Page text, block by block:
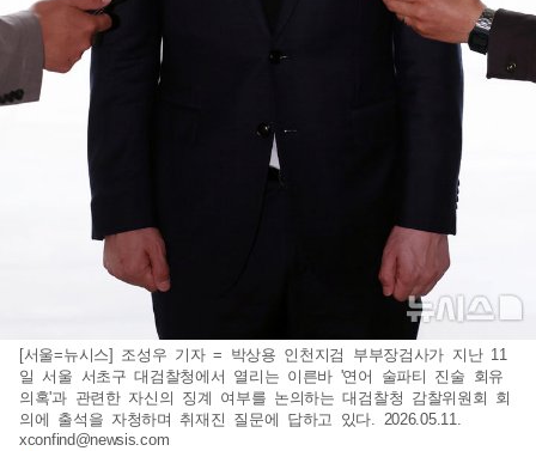
[서울=뉴시스] 조성우 기자 = 박상용 인천지검 부부장검사가 지난 11
일 서울 서초구 대검찰청에서 열리는 이른바 '연어 술파티 진술 회유
의혹'과 관련한 자신의 징계 여부를 논의하는 대검찰청 감찰위원회 회
의에 출석을 자청하며 취재진 질문에 답하고 있다. 2026.05.11.
xconfind@newsis.com